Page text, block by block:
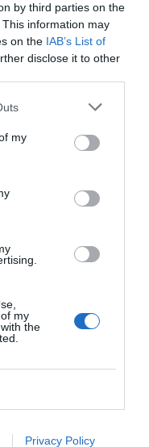
by third parties on the
This information may
on the IAB’s List of
disclose it to other
my
my
the
Privacy Policy
els